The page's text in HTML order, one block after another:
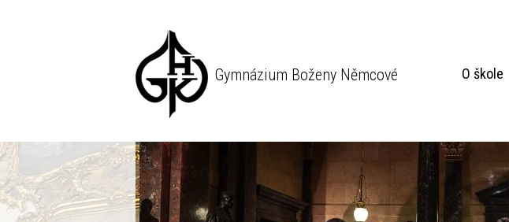
Gymnázium Boženy Němcové O škole